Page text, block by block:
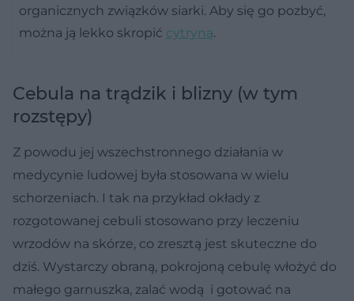
organicznych związków siarki. Aby się go pozbyć,
można ją lekko skropić cytryną.
Cebula na trądzik i blizny (w tym
rozstępy)
Z powodu jej wszechstronnego działania w
medycynie ludowej była stosowana w wielu
schorzeniach. I tak na przykład okłady z
rozgotowanej cebuli stosowano przy leczeniu
wrzodów na skórze, co zresztą jest skuteczne do
dziś. Wystarczy obraną, pokrojoną cebulę włożyć do
małego garnuszka, zalać wodą i gotować na